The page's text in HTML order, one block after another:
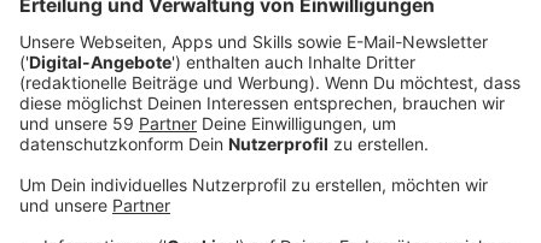
Das Berliner Alternative-Rock Duo Saint Chaos bringt
mit "Seeing Red" ein Debütalbum auf den Markt. Eine
vielversprechende Platte, zu der auch "Where I
2017 sein Fahrrad vor Phil Sundays Studio in Berlin
abstellt, ahnt zu dem Zeitpunkt keiner der beiden,